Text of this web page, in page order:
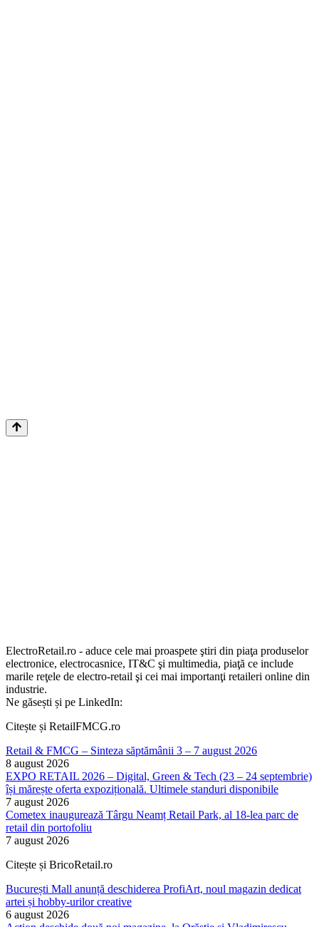
ElectroRetail.ro - aduce cele mai proaspete ştiri din piaţa produselor
electronice, electrocasnice, IT&C şi multimedia, piaţă ce include
marile reţele de electro-retail şi cei mai importanţi retaileri online din
industrie.
Ne găsești și pe LinkedIn:
Citește și RetailFMCG.ro
Retail & FMCG – Sinteza săptămânii 3 – 7 august 2026
8 august 2026
EXPO RETAIL 2026 – Digital, Green & Tech (23 – 24 septembrie)
își mărește oferta expozițională. Ultimele standuri disponibile
7 august 2026
Cometex inaugurează Târgu Neamț Retail Park, al 18-lea parc de
retail din portofoliu
7 august 2026
Citește și BricoRetail.ro
București Mall anunță deschiderea ProfiArt, noul magazin dedicat
artei și hobby-urilor creative
6 august 2026